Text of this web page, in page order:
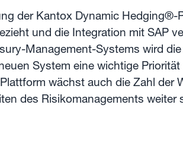
der Kantox Dynamic Hedging®-
und die Integration mit SAP
Management-Systems wird
System eine wichtige
wächst auch die Zahl der
des Risikomanagements weiter